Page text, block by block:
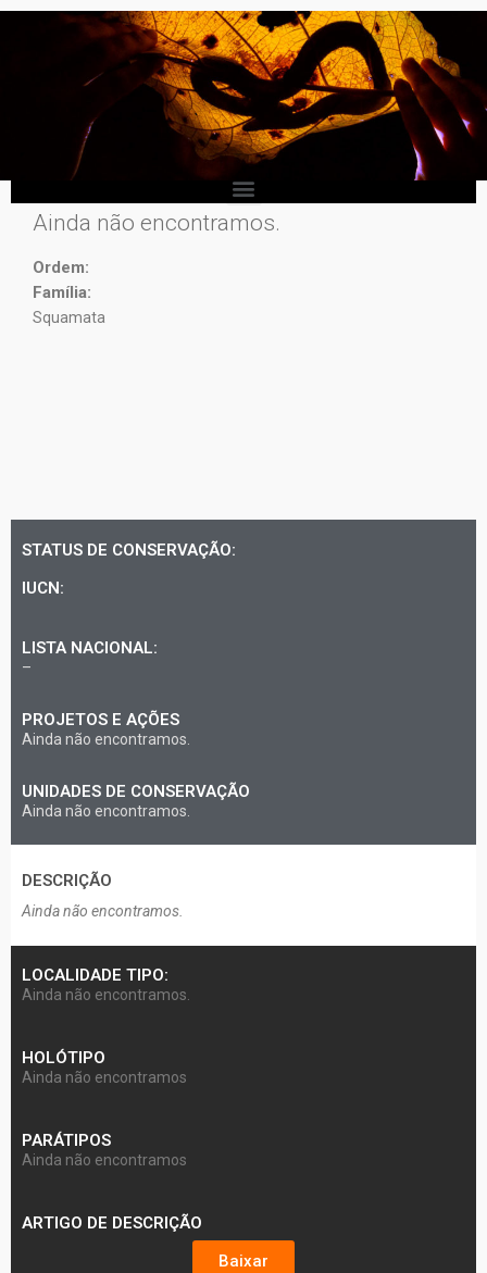
Ainda não encontramos.
Ordem:
Família:
Squamata
STATUS DE CONSERVAÇÃO:
IUCN:
LISTA NACIONAL:
–
PROJETOS E AÇÕES
Ainda não encontramos.
UNIDADES DE CONSERVAÇÃO
Ainda não encontramos.
DESCRIÇÃO​
Ainda não encontramos.
LOCALIDADE TIPO:
Ainda não encontramos.
HOLÓTIPO
Ainda não encontramos
PARÁTIPOS
Ainda não encontramos
ARTIGO DE DESCRIÇÃO
Baixar